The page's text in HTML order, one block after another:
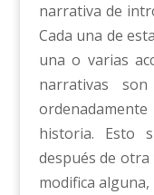
narrativa de
Cada una de
una o varias
narrativas
historia. Esto
después de
modifica